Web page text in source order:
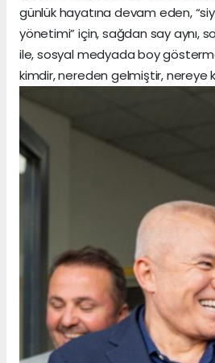
günlük hayatına devam eden,
yönetimi” için, sağdan say aynı,
ile, sosyal medyada boy
kimdir, nereden gelmiştir, nereye